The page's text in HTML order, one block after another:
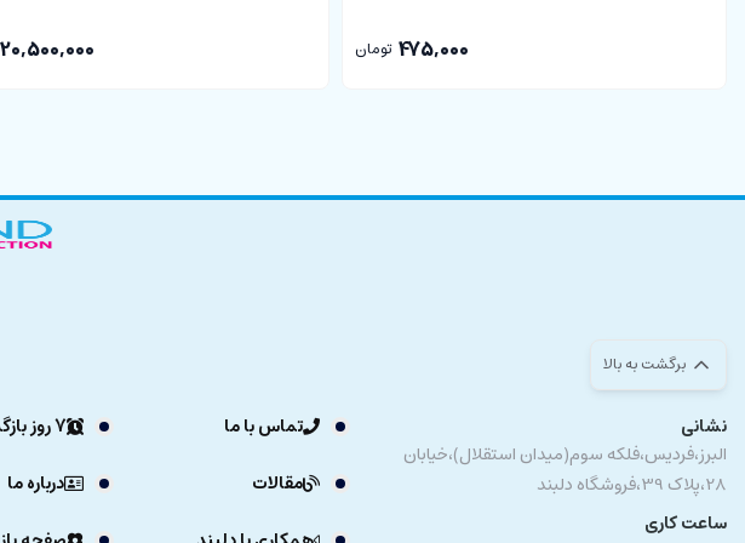
475,000 تومان 20,500,000
برگشت به بالا
نشانی
البرز،فردیس،فلکه سوم(میدان استقلال)،خیابان
28،پلاک 39،فروشگاه دلبند
ساعت کاری
تماس با ما 7 روز بازگشت کالا
مقالات
درباره ما